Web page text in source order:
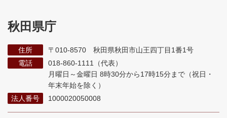
秋田県庁
住所
〒010-8570 秋田県秋田市山王四丁目1番1号
電話
018-860-1111（代表）
月曜日～金曜日 8時30分から17時15分まで （祝日・
年末年始を除く）
法人番号
1000020050008